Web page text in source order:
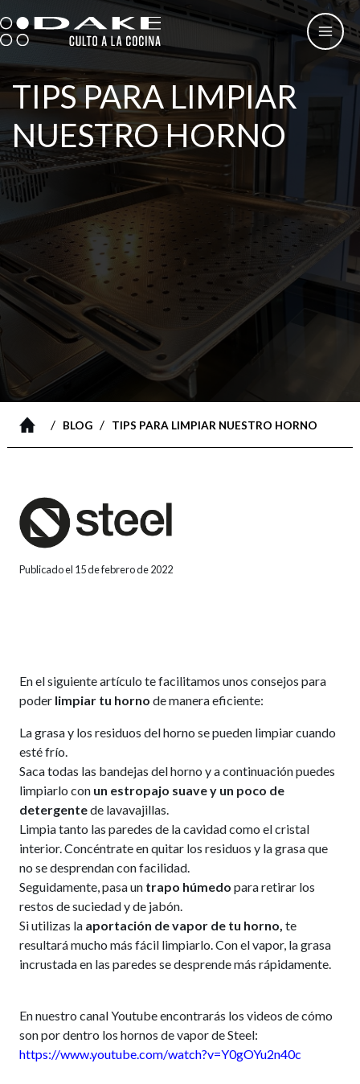
al
contenido
TIPS PARA LIMPIAR
NUESTRO HORNO
/ BLOG/ TIPS PARA LIMPIAR NUESTRO HORNO
Publicado el 15 de febrero de 2022
En el siguiente artículo te facilitamos unos consejos para
poder limpiar tu horno de manera eficiente:
La grasa y los residuos del horno se pueden limpiar cuando
esté frío.
Saca todas las bandejas del horno y a continuación puedes
limpiarlo con un estropajo suave y un poco de
detergentede lavavajillas.
Limpia tanto las paredes de la cavidad como el cristal
interior. Concéntrate en quitar los residuos y la grasa que
no se desprendan con facilidad.
Seguidamente, pasa un trapo húmedo para retirar los
restos de suciedad y de jabón.
Si utilizas la aportación de vapor de tu horno, te
resultará mucho más fácil limpiarlo. Con el vapor, la grasa
incrustada en las paredes se desprende más rápidamente.
En nuestro canal Youtube encontrarás los videos de cómo
son por dentro los hornos de vapor de Steel:
https://www.youtube.com/watch?v=Y0gOYu2n40c